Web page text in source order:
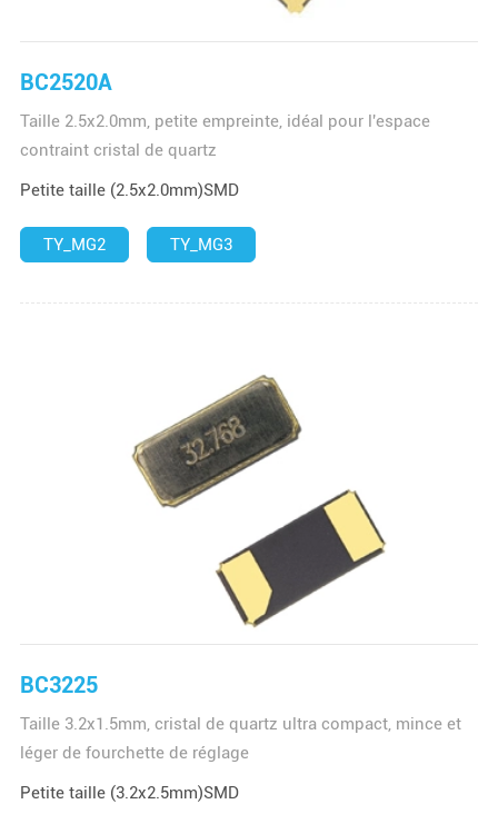
BC2520A
Taille 2.5x2.0mm, petite empreinte, idéal pour l'espace
contraint cristal de quartz
Petite taille (2.5x2.0mm)SMD
TY_MG2 TY_MG3
BC3225
Taille 3.2x1.5mm, cristal de quartz ultra compact, mince et
léger de fourchette de réglage
Petite taille (3.2x2.5mm)SMD